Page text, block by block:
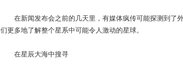
在新闻发布会之前的几天里，有媒体疯传可能探测到了
们更多地了解整个星系中可能令人激动的星球。
在星辰大海中搜寻